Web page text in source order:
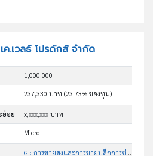
.เวลธ์ โปรดักส์ จำกัด
1,000,000
237,330 บาท (23.73% ของทุน)
ย่อย x,xxx,xxx บาท
Micro
G : การขายส่งและการขายปลีกการซ่อมยานยนต์และ จักรยานยนต์